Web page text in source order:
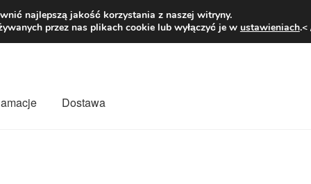
zł
Dostawa
najlepszą jakość korzystania z naszej witryny.
przez nas plikach cookie lub wyłączyć je w ustawieniach.<